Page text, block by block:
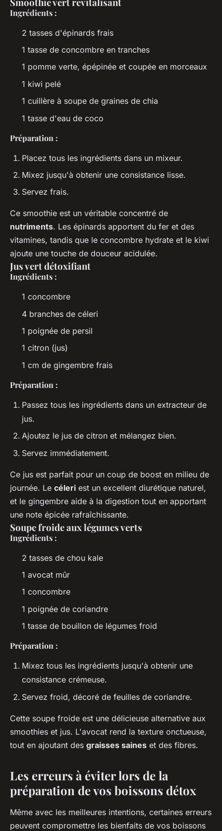
Ingrédients :
2 tasses d'épinards frais
1 tasse de concombre en tranches
1 pomme verte, épépinée et coupée en morceaux
1 kiwi pelé
1 cuillère à soupe de graines de chia
1 tasse d'eau de coco
Préparation :
Placez tous les ingrédients dans un mixeur.
Mixez jusqu'à obtenir une consistance lisse.
Servez frais.
Ce smoothie est un véritable concentré de
nutriments. Les épinards apportent du fer et des
vitamines, tandis que le concombre hydrate et le kiwi
ajoute une touche de douceur acidulée.
Jus vert détoxifiant
Ingrédients :
1 concombre
4 branches de céleri
1 poignée de persil
1 citron (jus)
1 cm de gingembre frais
Préparation :
Passez tous les ingrédients dans un extracteur de
jus.
Ajoutez le jus de citron et mélangez bien.
Servez immédiatement.
Ce jus est parfait pour un coup de boost en milieu de
journée. Le céleri est un excellent diurétique naturel,
et le gingembre aide à la digestion tout en apportant
une note épicée rafraîchissante.
Soupe froide aux légumes verts
Ingrédients :
2 tasses de chou kale
1 avocat mûr
1 concombre
1 poignée de coriandre
1 tasse de bouillon de légumes froid
Préparation :
Mixez tous les ingrédients jusqu'à obtenir une
consistance crémeuse.
Servez froid, décoré de feuilles de coriandre.
Cette soupe froide est une délicieuse alternative aux
smoothies et jus. L'avocat rend la texture onctueuse,
tout en ajoutant des graisses saines et des fibres.
Les erreurs à éviter lors de la
préparation de vos boissons détox
Même avec les meilleures intentions, certaines erreurs
peuvent compromettre les bienfaits de vos boissons